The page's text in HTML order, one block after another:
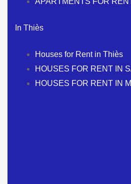
In Thiès
Houses for Rent in Thiès
HOUSES FOR RENT IN
HOUSES FOR RENT IN